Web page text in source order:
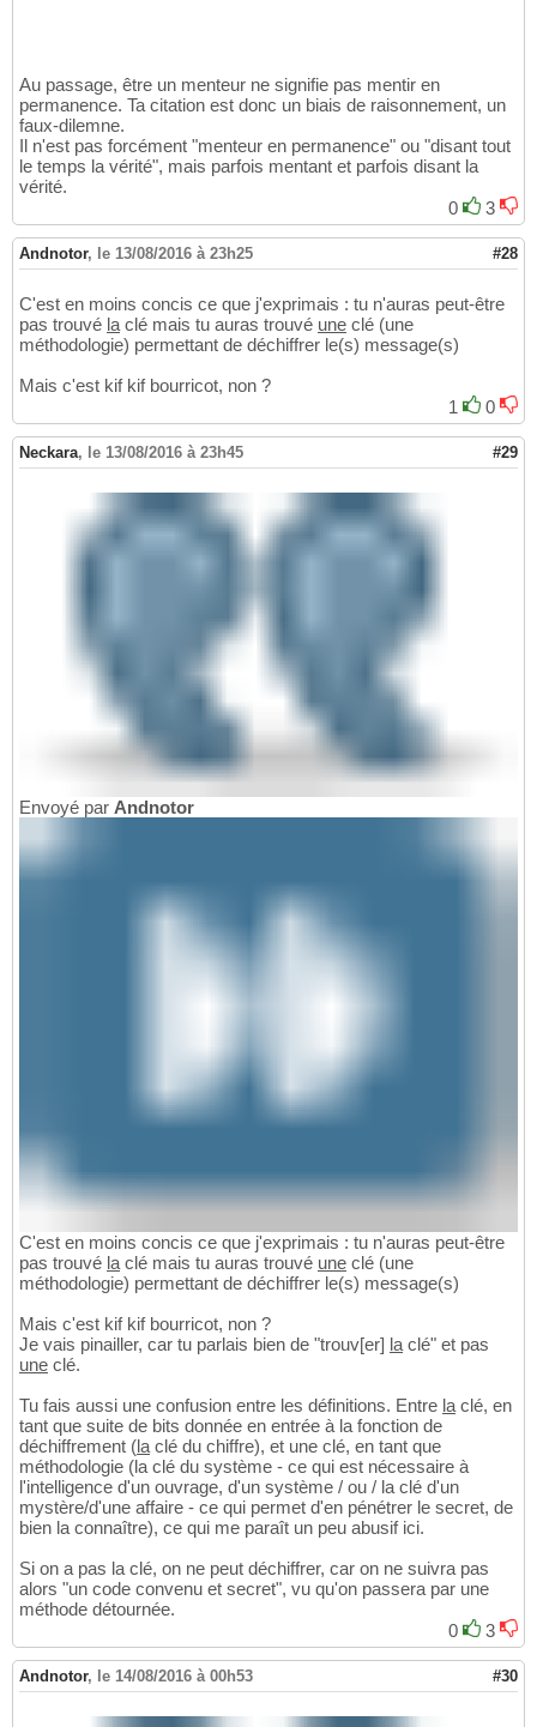
Au passage, être un menteur ne signifie pas mentir en
permanence. Ta citation est donc un biais de raisonnement, un
faux-dilemne.
Il n'est pas forcément "menteur en permanence" ou "disant tout
le temps la vérité", mais parfois mentant et parfois disant la
vérité.
0
3
Andnotor, le 13/08/2016 à 23h25 #28
C'est en moins concis ce que j'exprimais : tu n'auras peut-être
pas trouvé la clé mais tu auras trouvé une clé (une
méthodologie) permettant de déchiffrer le(s) message(s)
Mais c'est kif kif bourricot, non ?
1
0
Neckara, le 13/08/2016 à 23h45 #29
Envoyé par Andnotor
C'est en moins concis ce que j'exprimais : tu n'auras peut-être
pas trouvé laclé mais tu auras trouvé une clé (une
méthodologie) permettant de déchiffrer le(s) message(s)
Mais c'est kif kif bourricot, non ?
Je vais pinailler, car tu parlais bien de "trouv[er] laclé" et pas
une clé.
Tu fais aussi une confusion entre les définitions. Entre laclé, en
tant que suite de bits donnée en entrée à la fonction de
déchiffrement (laclé du chiffre), et une clé, en tant que
méthodologie (la clé du système - ce qui est nécessaire à
l'intelligence d'un ouvrage, d'un système / ou / la clé d'un
mystère/d'une affaire - ce qui permet d'en pénétrer le secret, de
bien la connaître), ce qui me paraît un peu abusif ici.
Si on a pas la clé, on ne peut déchiffrer, car on ne suivra pas
alors "un code convenu et secret", vu qu'on passera par une
méthode détournée.
0
3
Andnotor, le 14/08/2016 à 00h53 #30